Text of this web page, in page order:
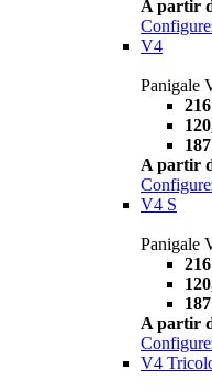
A partir
V4
Panigale
A partir
V4 S
Panigale
A partir
V4